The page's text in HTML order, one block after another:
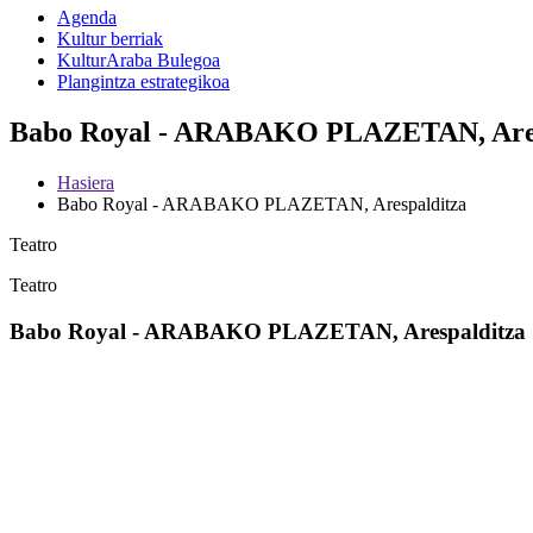
Agenda
Kultur berriak
KulturAraba Bulegoa
Plangintza estrategikoa
Babo Royal - ARABAKO PLAZETAN,
Hasiera
Babo Royal - ARABAKO PLAZETAN, Arespalditza
Teatro
Teatro
Babo Royal - ARABAKO PLAZETAN, Arespalditza